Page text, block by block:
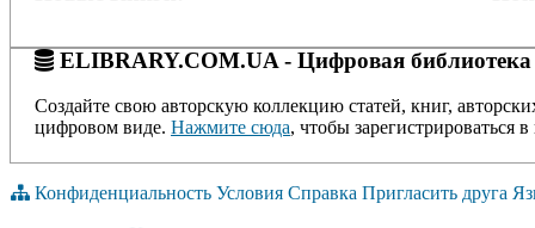
ELIBRARY.COM.UA - Цифровая библиотека
Создайте свою авторскую коллекцию статей, книг,
цифровом виде. Нажмите сюда, чтобы зарегистрироваться в
Конфиденциальность Условия Справка Пригласить друга